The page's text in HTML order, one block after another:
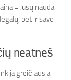
= Jūsų nauda.
bet ir savo
neatneš
greičiausiai